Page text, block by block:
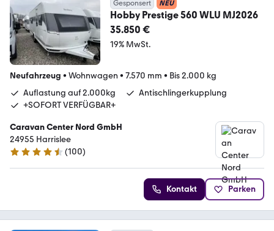
Gesponsert NEU
Hobby Prestige 560 WLU MJ2026
35.850 €
19% MwSt.
Neufahrzeug • Wohnwagen • 7.570 mm • Bis 2.000 kg
Auflastung auf 2.000kg
Antischlingerkupplung
+SOFORT VERFÜGBAR+
Caravan Center Nord GmbH
24955 Harrislee
4.6 Sterne
(100)
Kontakt Parken